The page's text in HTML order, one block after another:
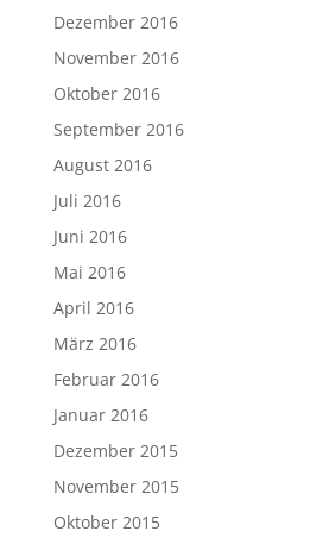
Dezember 2016
November 2016
Oktober 2016
September 2016
August 2016
Juli 2016
Juni 2016
Mai 2016
April 2016
März 2016
Februar 2016
Januar 2016
Dezember 2015
November 2015
Oktober 2015